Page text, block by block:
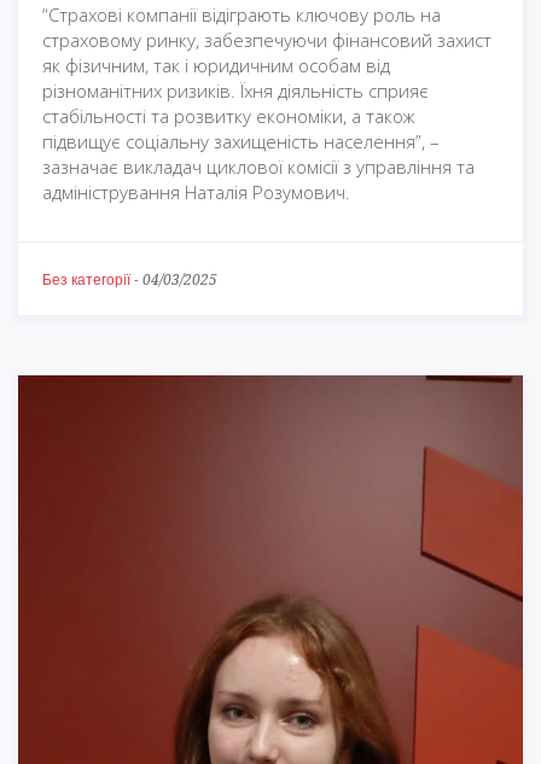
“Страхові компанії відіграють ключову роль на
страховому ринку, забезпечуючи фінансовий захист
як фізичним, так і юридичним особам від
різноманітних ризиків. Їхня діяльність сприяє
стабільності та розвитку економіки, а також
підвищує соціальну захищеність населення”, –
зазначає викладач циклової комісії з управління та
адміністрування Наталія Розумович.
Без категорії- 04/03/2025